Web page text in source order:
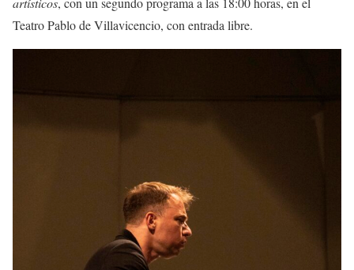
Teatro Pablo de Villavicencio, con entrada libre.